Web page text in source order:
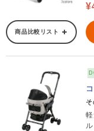
商品比較リスト